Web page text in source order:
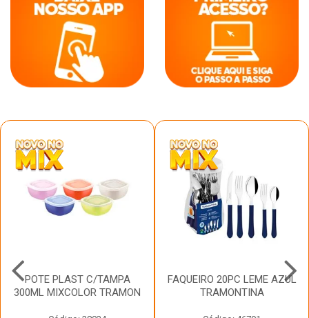
POTE PLAST C/TAMPA
300ML MIXCOLOR TRAMON
FAQUEIRO 20PC LEME AZUL
TRAMONTINA